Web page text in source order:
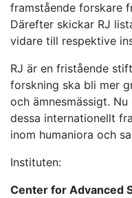
framstående forskare
Därefter skickar RJ
vidare till respektive
RJ är en fristående
forskning ska bli mer
och ämnesmässigt.
dessa internationellt
inom humaniora och
Instituten:
Center for Advanced